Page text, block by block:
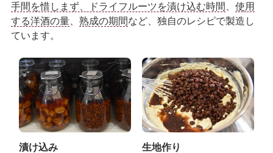
手間を惜しまず、ドライフルーツを漬け込む時間
使用
する洋酒の量、 熟成の期間など、独自のレシピで製造し
ています。
漬け込み
生地作り